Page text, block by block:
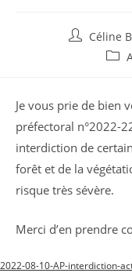
Auteur/
Céline
Post
Je vous prie de bien
préfectoral n°2022-
interdiction de
forêt et de la
risque très sévère.
Merci d’en prendre
2022-08-10-AP-interdiction-